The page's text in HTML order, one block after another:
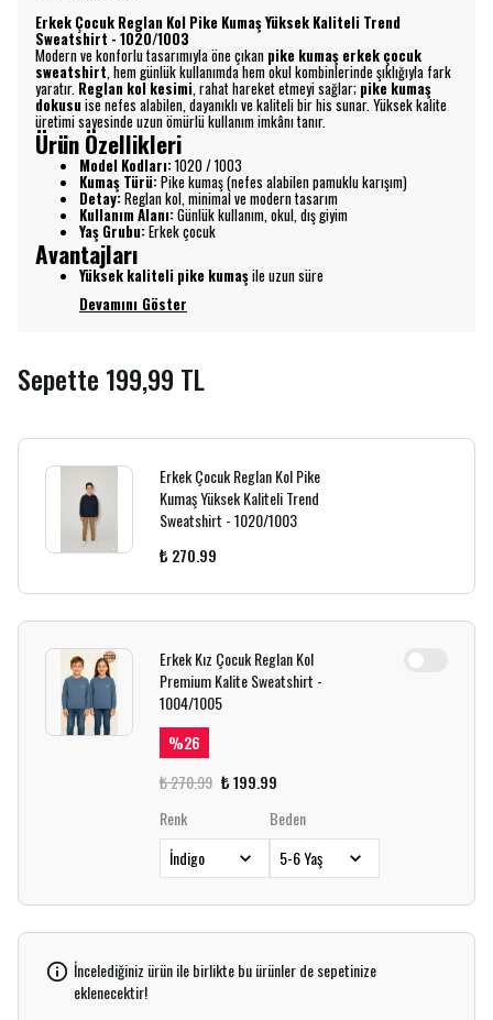
Erkek Çocuk Reglan Kol Pike Kumaş Yüksek Kaliteli Trend
Sweatshirt - 1020/1003
Modern ve konforlu tasarımıyla öne çıkan pike kumaş erkek çocuk
sweatshirt, hem günlük kullanımda hem okul kombinlerinde şıklığıyla fark
yaratır. Reglan kol kesimi, rahat hareket etmeyi sağlar; pike kumaş
dokusuise nefes alabilen, dayanıklı ve kaliteli bir his sunar. Yüksek kalite
üretimi sayesinde uzun ömürlü kullanım imkânı tanır.
Ürün Özellikleri
Model Kodları:1020 / 1003
Kumaş Türü:Pike kumaş (nefes alabilen pamuklu karışım)
Detay:Reglan kol, minimal ve modern tasarım
Kullanım Alanı:Günlük kullanım, okul, dış giyim
Yaş Grubu:Erkek çocuk
Avantajları
Yüksek kaliteli pike kumaşile uzun süre
Devamını Göster
Sepette 199,99 TL
Erkek Çocuk Reglan Kol Pike
Kumaş Yüksek Kaliteli Trend
Sweatshirt - 1020/1003
₺ 270.99
Erkek Kız Çocuk Reglan Kol
Premium Kalite Sweatshirt -
1004/1005
%26
₺ 270.99 ₺ 199.99
Renk
Beden
İncelediğiniz ürün ile birlikte bu ürünler de sepetinize
eklenecektir!